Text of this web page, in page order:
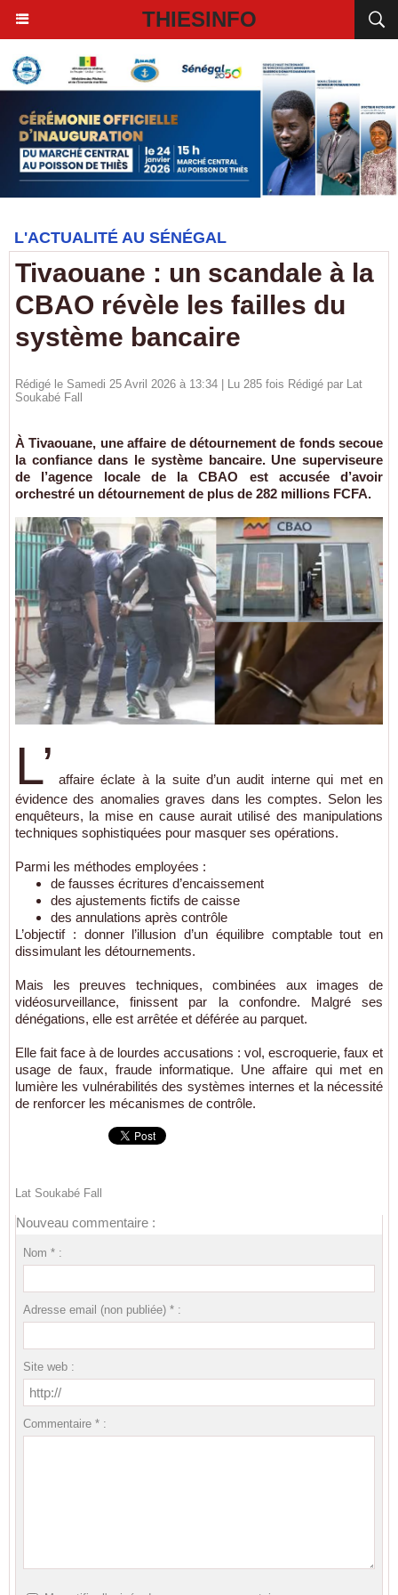
THIESINFO
L'ACTUALITÉ AU SÉNÉGAL
Tivaouane : un scandale à la
CBAO révèle les failles du
système bancaire
Rédigé le Samedi 25 Avril 2026 à 13:34 | Lu 285 fois Rédigé par Lat
Soukabé Fall
À Tivaouane, une affaire de détournement de fonds secoue
la confiance dans le système bancaire. Une superviseure
de l’agence locale de la CBAO est accusée d’avoir
orchestré un détournement de plus de 282 millions FCFA.
L’ affaire éclate à la suite d’un audit interne qui met en
évidence des anomalies graves dans les comptes. Selon les
enquêteurs, la mise en cause aurait utilisé des manipulations
techniques sophistiquées pour masquer ses opérations.
Parmi les méthodes employées :
de fausses écritures d’encaissement
des ajustements fictifs de caisse
des annulations après contrôle
L’objectif : donner l’illusion d’un équilibre comptable tout en
dissimulant les détournements.
Mais les preuves techniques, combinées aux images de
vidéosurveillance, finissent par la confondre. Malgré ses
dénégations, elle est arrêtée et déférée au parquet.
Elle fait face à de lourdes accusations : vol, escroquerie, faux et
usage de faux, fraude informatique. Une affaire qui met en
lumière les vulnérabilités des systèmes internes et la nécessité
de renforcer les mécanismes de contrôle.
Lat Soukabé Fall
Nouveau commentaire :
Nom * :
Adresse email (non publiée) * :
Site web :
Commentaire * :